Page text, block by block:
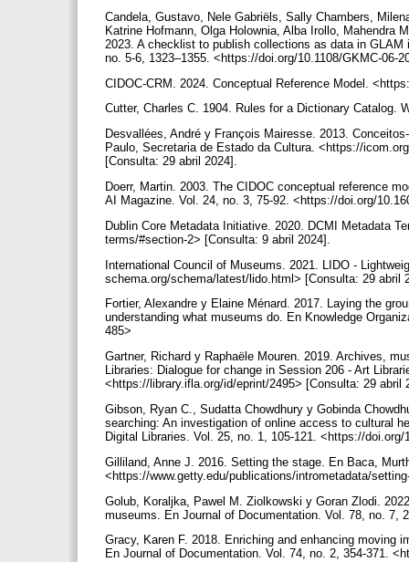
Candela, Gustavo, Nele Gabriëls, Sally Chambers,
Katrine Hofmann, Olga Holownia, Alba Irollo, Mahendra
2023. A checklist to publish collections as data in
no. 5-6, 1323–1355. <https://doi.org/10.1108/GKMC-06-
CIDOC-CRM. 2024. Conceptual Reference Model.
Cutter, Charles C. 1904. Rules for a Dictionary Catalog.
Desvallées, André y François Mairesse. 2013.
Paulo, Secretaria de Estado da Cultura. <https://
[Consulta: 29 abril 2024].
Doerr, Martin. 2003. The CIDOC conceptual reference
AI Magazine. Vol. 24, no. 3, 75-92. <https://doi.org/
Dublin Core Metadata Initiative. 2020. DCMI Metadata
terms/#section-2> [Consulta: 9 abril 2024].
International Council of Museums. 2021. LIDO -
schema.org/schema/latest/lido.html> [Consulta: 29 abril
Fortier, Alexandre y Elaine Ménard. 2017. Laying the
understanding what museums do. En Knowledge
485>
Gartner, Richard y Raphaële Mouren. 2019. Archives,
Libraries: Dialogue for change in Session 206 - Art
<https://library.ifla.org/id/eprint/2495> [Consulta: 29 abril
Gibson, Ryan C., Sudatta Chowdhury y Gobinda
searching: An investigation of online access to cultural
Digital Libraries. Vol. 25, no. 1, 105-121. <https://
Gilliland, Anne J. 2016. Setting the stage. En Baca,
<https://www.getty.edu/publications/intrometadata/
Golub, Koraljka, Pawel M. Ziolkowski y Goran Zlodi.
museums. En Journal of Documentation. Vol. 78, no. 7,
Gracy, Karen F. 2018. Enriching and enhancing moving
En Journal of Documentation. Vol. 74, no. 2, 354-371.